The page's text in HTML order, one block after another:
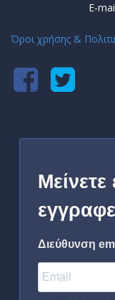
E-
Όροι χρήσης &
Μείνετε
Διεύθυνση